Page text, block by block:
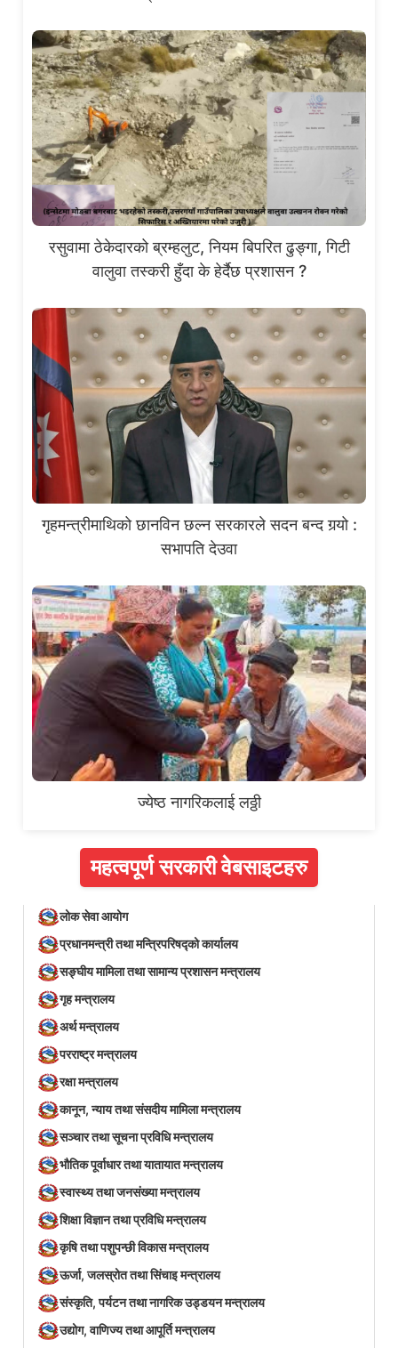
रसुवामा ठेकेदारको ब्रम्हलुट, नियम बिपरित ढुङ्गा, गिटी
वालुवा तस्करी हुँदा के हेर्दैछ प्रशासन ?
गृहमन्त्रीमाथिको छानविन छल्न सरकारले सदन बन्द गर्‍यो :
सभापति देउवा
ज्येष्ठ नागरिकलाई लठ्ठी
महत्वपूर्ण सरकारी वेबसाइटहरु
लोक सेवा आयोग
प्रधानमन्त्री तथा मन्त्रिपरिषद्को कार्यालय
सङ्घीय मामिला तथा सामान्य प्रशासन मन्त्रालय
गृह मन्त्रालय
अर्थ मन्त्रालय
परराष्ट्र मन्त्रालय
रक्षा मन्त्रालय
कानून, न्याय तथा संसदीय मामिला मन्त्रालय
सञ्‍चार तथा सूचना प्रविधि मन्त्रालय
भौतिक पूर्वाधार तथा यातायात मन्त्रालय
स्वास्थ्य तथा जनसंख्या मन्त्रालय
शिक्षा विज्ञान तथा प्रविधि मन्त्रालय
कृषि तथा पशुपन्छी विकास मन्त्रालय
ऊर्जा, जलस्रोत तथा सिंचाइ मन्त्रालय
संस्कृति, पर्यटन तथा नागरिक उड्डयन मन्त्रालय
उद्योग, वाणिज्य तथा आपूर्ति मन्त्रालय